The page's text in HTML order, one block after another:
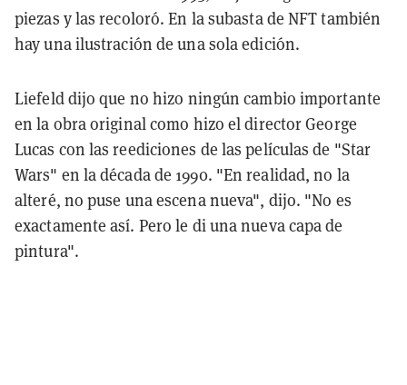
piezas y las recoloró. En la subasta de NFT también
hay una ilustración de una sola edición.
Liefeld dijo que no hizo ningún cambio importante
en la obra original como hizo el director George
Lucas con las reediciones de las películas de "Star
Wars" en la década de 1990. "En realidad, no la
alteré, no puse una escena nueva", dijo. "No es
exactamente así. Pero le di una nueva capa de
pintura".